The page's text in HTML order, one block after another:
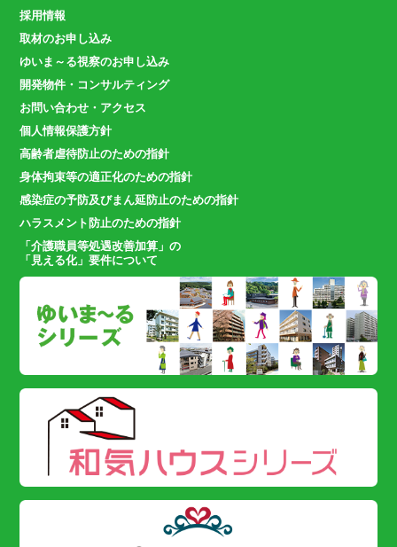
採用情報
取材のお申し込み
ゆいま～る視察のお申し込み
開発物件・コンサルティング
お問い合わせ・アクセス
個人情報保護方針
高齢者虐待防止のための指針
身体拘束等の適正化のための指針
感染症の予防及びまん延防止のための指針
ハラスメント防止のための指針
「介護職員等処遇改善加算」の
「見える化」要件について